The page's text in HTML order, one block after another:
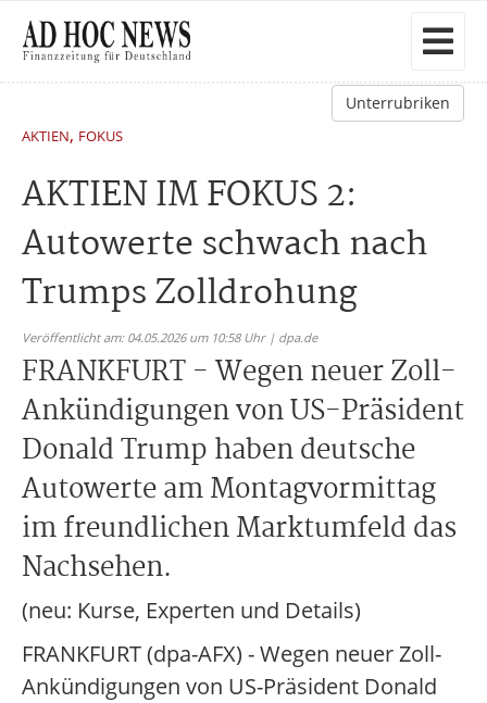
Unterrubriken
AKTIEN, FOKUS
AKTIEN IM FOKUS 2:
Autowerte schwach nach
Trumps Zolldrohung
Veröffentlicht am: 04.05.2026 um 10:58 Uhr | dpa.de
FRANKFURT - Wegen neuer Zoll-
Ankündigungen von US-Präsident
Donald Trump haben deutsche
Autowerte am Montagvormittag
im freundlichen Marktumfeld das
Nachsehen.
(neu: Kurse, Experten und Details)
FRANKFURT (dpa-AFX) - Wegen neuer Zoll-
Ankündigungen von US-Präsident Donald